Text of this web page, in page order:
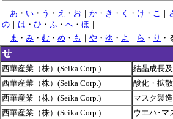
｜ あ ・ い ・ う ・ え ・ お ｜ か ・ き ・ く ・ け ・ こ ｜
の ｜ は ・ ひ ・ ふ ・ へ ・ ほ ｜
｜ ま ・ み ・ む ・ め ・ も ｜ や ・ ゆ ・ よ ｜ ら ・ り ・
せ
西華産業（株）(Seika Corp.)
結晶成長
西華産業（株）(Seika Corp.)
酸化・拡
西華産業（株）(Seika Corp.)
マスク製
西華産業（株）(Seika Corp.)
ウエハ･マ